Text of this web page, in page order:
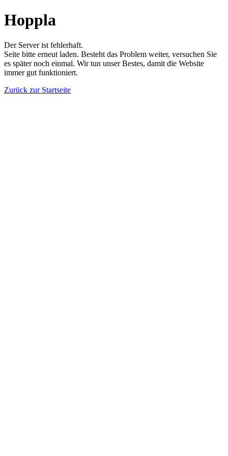
Hoppla
Der Server ist fehlerhaft.
Seite bitte erneut laden. Besteht das Problem weiter, versuchen Sie
es später noch einmal. Wir tun unser Bestes, damit die Website
immer gut funktioniert.
Zurück zur Startseite